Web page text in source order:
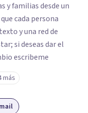
y familias desde un
cada persona
y una red de
si deseas dar el
escribeme
más